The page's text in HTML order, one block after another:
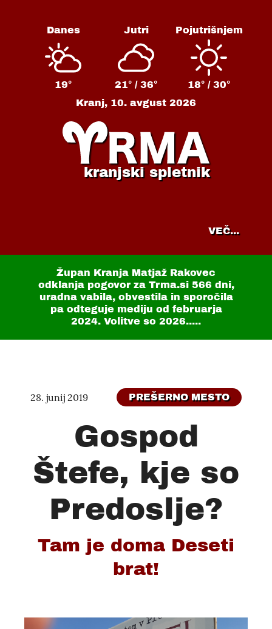
Danes
19°
Jutri
21° / 36°
Pojutrišnjem
18° / 30°
Kranj, 10. avgust 2026
kranjski spletnik
VEČ...
Župan Kranja Matjaž Rakovec
odklanja pogovor za Trma.si 566 dni,
uradna vabila, obvestila in sporočila
pa odteguje mediju od februarja
2024. Volitve so 2026.....
28. junij 2019 PREŠERNO MESTO
Gospod
Štefe, kje so
Predoslje?
Tam je doma Deseti
brat!